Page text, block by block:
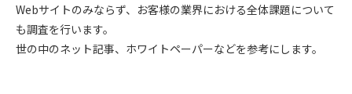
Webサイトのみならず、お客様の業界における全体課題について
も調査を行います。
世の中のネット記事、ホワイトペーパーなどを参考にします。